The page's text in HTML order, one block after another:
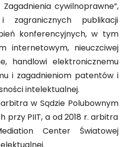
cywilnoprawne”,
publikacji
konferencyjnych, w tym
internetowym, nieuczciwej
handlowi elektronicznemu
i zagadnieniom patentów i
intelektualnej.
w Sądzie Polubownym
przy PIIT, a od 2018 r. arbitra
Center Światowej